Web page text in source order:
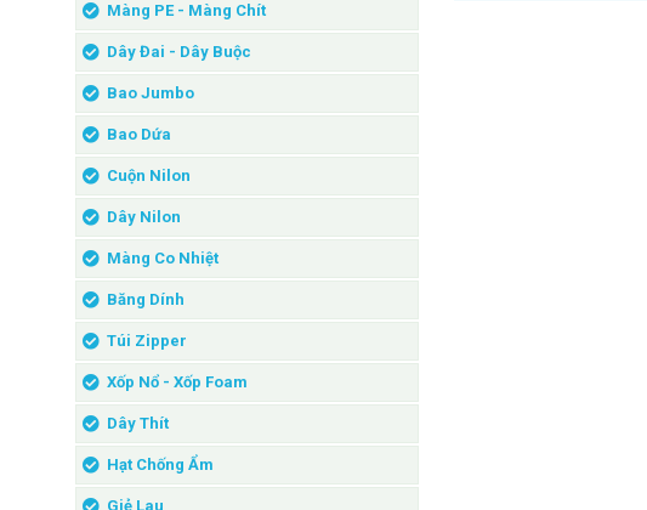
Màng PE - Màng Chít
Dây Đai - Dây Buộc
Bao Jumbo
Bao Dứa
Cuộn Nilon
Dây Nilon
Màng Co Nhiệt
Băng Dính
Túi Zipper
Xốp Nổ - Xốp Foam
Dây Thít
Hạt Chống Ẩm
Giẻ Lau